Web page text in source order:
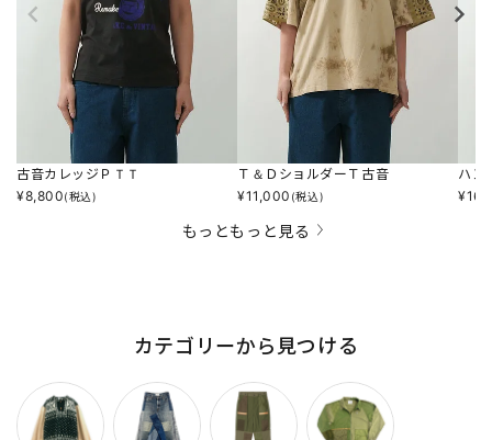
古音カレッジＰＴＴ
¥8,800(税込)
Ｔ＆ＤショルダーＴ古音
¥11,000 (税込)
ハン
¥
もっともっと見る
カテゴリーから見つける